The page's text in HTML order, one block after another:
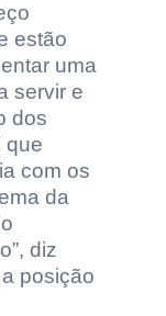
estão
uma
servir e
dos
que
com os
da
diz
posição